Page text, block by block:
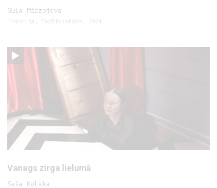
Guļa Mirzojeva
Francija, Tadžikistāna, 2021
Vanags zirga lielumā
Saša Kulaka